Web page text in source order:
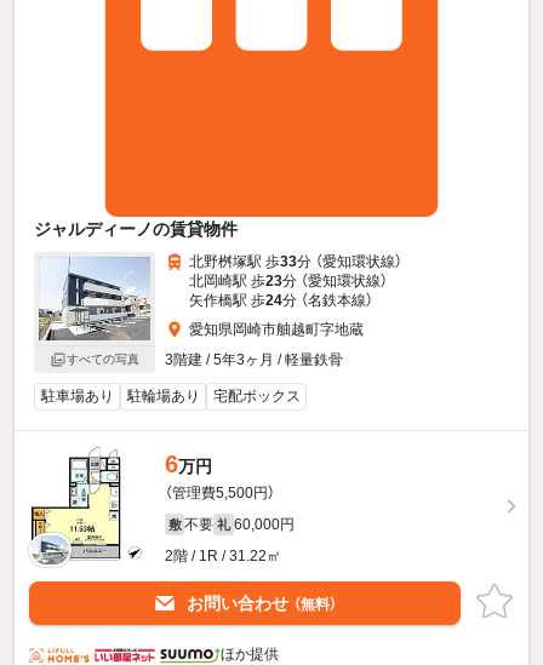
ジャルディーノの賃貸物件
すべての写真
北野桝塚駅 歩33分 （愛知環状線）
北岡崎駅 歩23分 （愛知環状線）
矢作橋駅 歩24分 （名鉄本線）
愛知県岡崎市舳越町字地蔵
3階建 / 5年3ヶ月 / 軽量鉄骨
駐車場あり 駐輪場あり 宅配ボックス
6万円
（管理費5,500円）
敷 不要 礼 60,000円
2階 / 1R / 31.22㎡
お問い合わせ （無料）
ほか提供